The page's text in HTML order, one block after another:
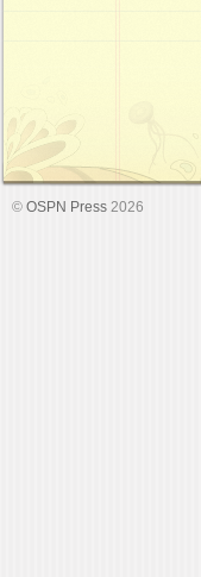
© OSPN Press 2026